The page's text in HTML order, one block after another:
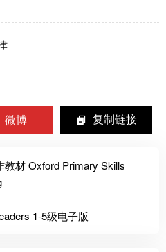
微博 复制链接
材 Oxford Primary Skills
1-5级电子版